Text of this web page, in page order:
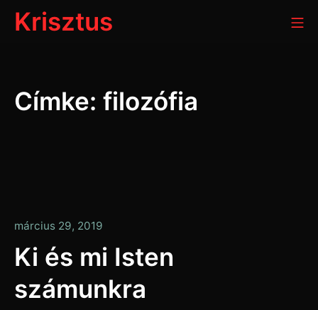
UgrásKrisztus
Címke: filozófia
március 29, 2019
13,
2020
Ki és mi Isten
számunkra